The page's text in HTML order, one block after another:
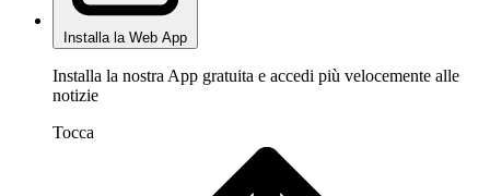
Installa la Web App
Installa la nostra App gratuita e accedi più velocemente alle
notizie
Tocca